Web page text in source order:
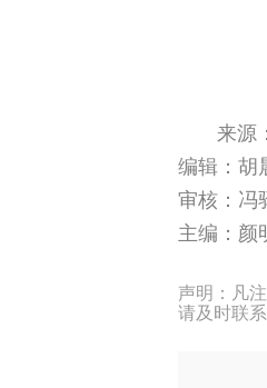
来源
编辑：胡
审核：冯
主编：颜
声明：凡
请及时联